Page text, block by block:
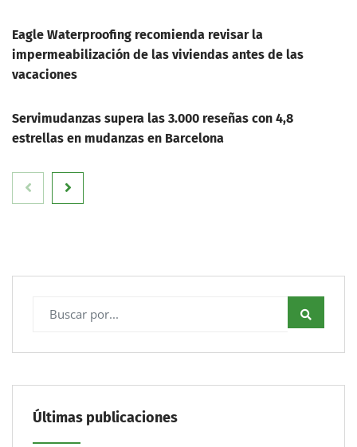
Eagle Waterproofing recomienda revisar la
impermeabilización de las viviendas antes de las
vacaciones
Servimudanzas supera las 3.000 reseñas con 4,8
estrellas en mudanzas en Barcelona
Últimas publicaciones